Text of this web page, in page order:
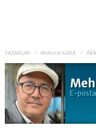
YAZARLAR Mehmet KARA
E-